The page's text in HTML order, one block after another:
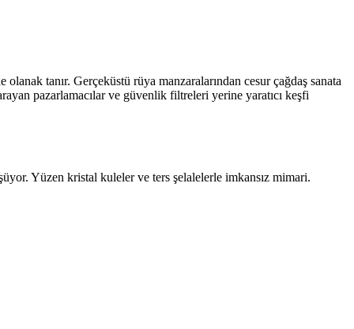
tanır. Gerçeküstü rüya manzaralarından cesur çağdaş sanata
pazarlamacılar ve güvenlik filtreleri yerine yaratıcı keşfi
Yüzen kristal kuleler ve ters şelalelerle imkansız mimari.